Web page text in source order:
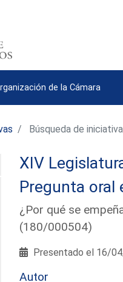
de la Cámara
Búsqueda de
XIV
Pregunta oral
¿Por qué se
(180/000504)
Presentado el 16/
Autor